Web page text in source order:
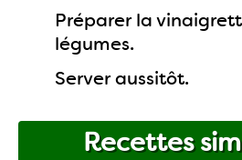
Préparer la
légumes.
Server aussitôt.
Recettes